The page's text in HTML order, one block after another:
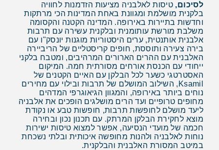
לסיכום, טיסות לאלבניה מציעות הזדמנות לחוויה
בלקנית מושלמת ומגוונת באחת המדינות הכי מרתקות
וחדשות בתיירות באירופה. המדינה הקטנה והקסומה
משלבת מורשת עותומנית ובלקנית עשירה עם תרבות
אלבנית אותנטית, ערים היסטוריות מוגנות יונסק"ו עם
בירה צעירה ותוססת, חופים קריסטליים של הריביירה
האלבנית עם ההרים הארורים המרהיבים, ומטבח בלקני
ייחודי עם הכנסת אורחים מסורתית חמה. המיקום
האסטרטגי כשער לכל הבלקן עם האיים הקטנים של
Ksamil, השילוב המושלם של תרבות ובילוי עם מחירים
נוחים ביותר באירופה, והמגוון הגיאוגרפי המדהים
מחופים טרופיים ועד הרים מושלגים הופכים את אלבניה
ליעד מושלם לחופשות תרבות, חופשות טבע או נקודת
מוצא לחקירת הבלקן המרתק. עם תכנון נכון ובחירה
חכמה של מועדי הנסיעה, אפשר למצוא טיסות ישירות
נוחות לאלבניה ולהנות מחופשה איכותית ובלתי נשכחת
במיטב המסורת האלבנית והבלקנית.